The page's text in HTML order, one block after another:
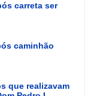
carreta ser
caminhão
que realizavam